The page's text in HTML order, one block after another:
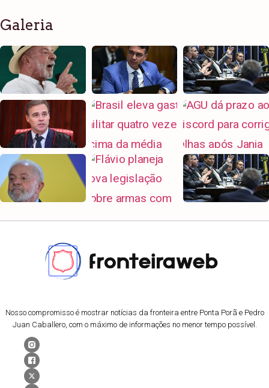
Galeria
Nosso compromisso é mostrar notícias da fronteira entre Ponta Porã e Pedro
Juan Caballero, com o máximo de informações no menor tempo possível.